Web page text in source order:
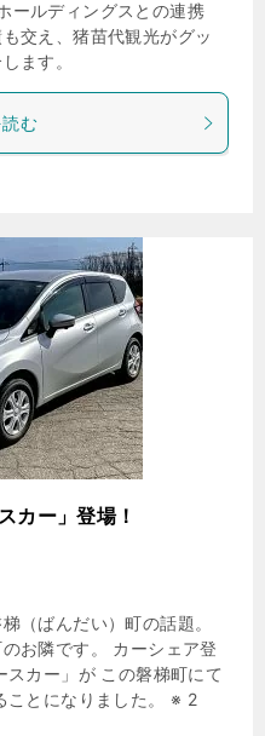
ールディングスとの連携
交え、猪苗代観光がグッ
ます。
む
カー」登場！
（ばんだい）町の話題。
お隣です。 カーシェア登
カー」が この磐梯町にて
ことになりました。 ※ 2